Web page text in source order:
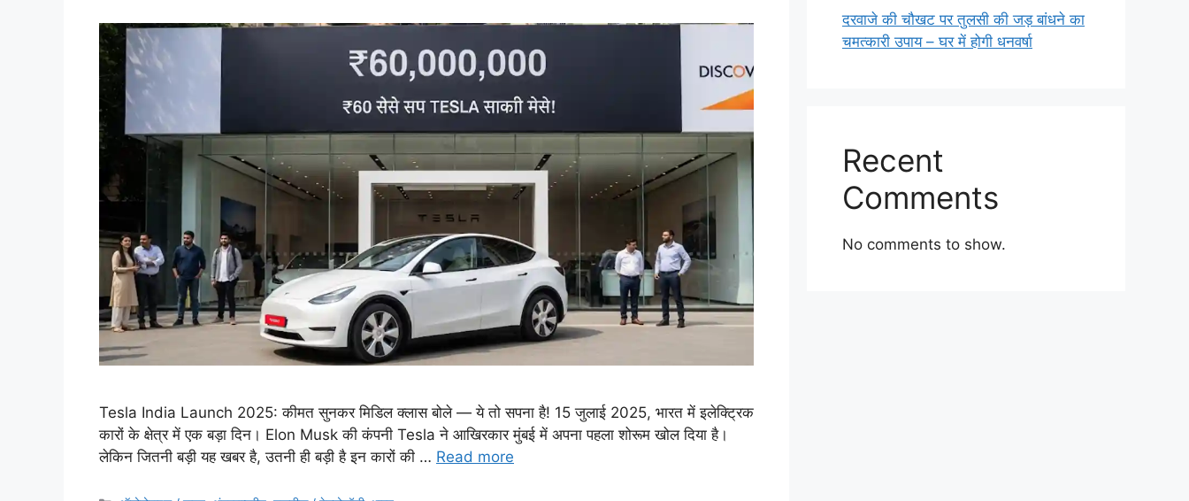
Tesla India Launch 2025: कीमत सुनकर मिडिल क्लास बोले — ये तो सपना है! 15 जुलाई 2025, भारत में इलेक्ट्रिक
कारों के क्षेत्र में एक बड़ा दिन। Elon Musk की कंपनी Tesla ने आखिरकार मुंबई में अपना पहला शोरूम खोल दिया है।
लेकिन जितनी बड़ी यह खबर है, उतनी ही बड़ी है इन कारों की … Read more
दरवाजे की चौखट पर तुलसी की जड़ बांधने का
चमत्कारी उपाय – घर में होगी धनवर्षा
Recent
Comments
No comments to show.